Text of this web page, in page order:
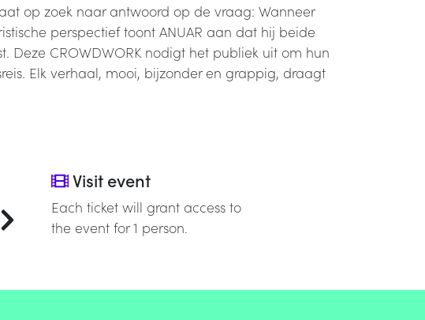
op zoek naar antwoord op de vraag: Wanneer
perspectief toont ANUAR aan dat hij beide
CROWDWORK nodigt het publiek uit om hun
Elk verhaal, mooi, bijzonder en grappig, draagt
Visit event
Each ticket will grant access to
the event for 1 person.